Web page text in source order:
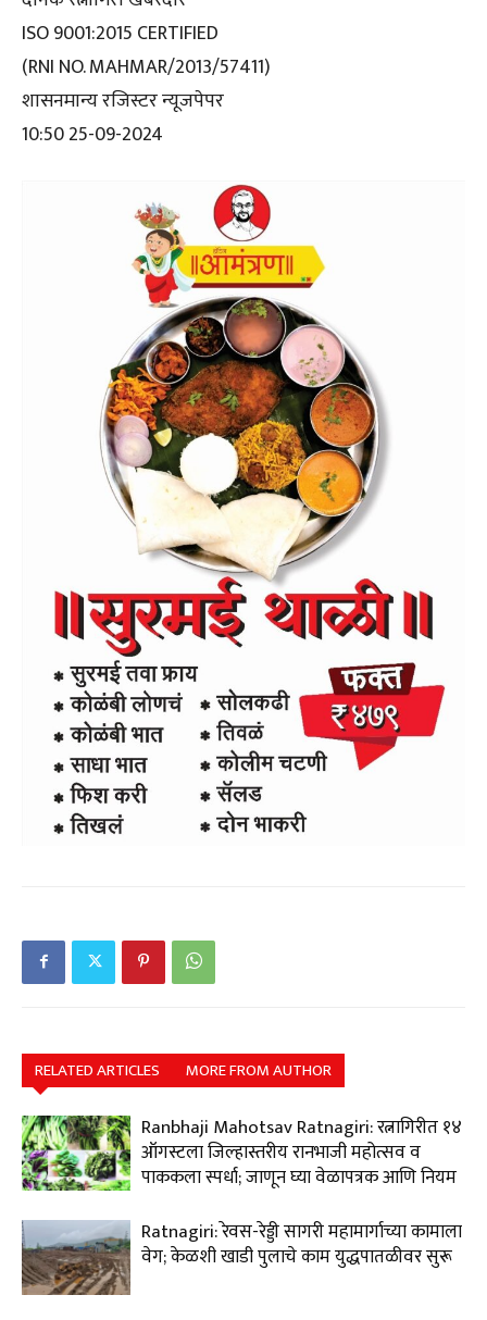
ISO 9001:2015 CERTIFIED
(RNI NO. MAHMAR/2013/57411)
शासनमान्य रजिस्टर न्यूजपेपर
10:50 25-09-2024
RELATED ARTICLES MORE FROM AUTHOR
Ranbhaji Mahotsav Ratnagiri: रत्नागिरीत १४
ऑगस्टला जिल्हास्तरीय रानभाजी महोत्सव व
पाककला स्पर्धा; जाणून घ्या वेळापत्रक आणि नियम
Ratnagiri: रेवस-रेड्डी सागरी महामार्गाच्या कामाला
वेग; केळशी खाडी पुलाचे काम युद्धपातळीवर सुरू